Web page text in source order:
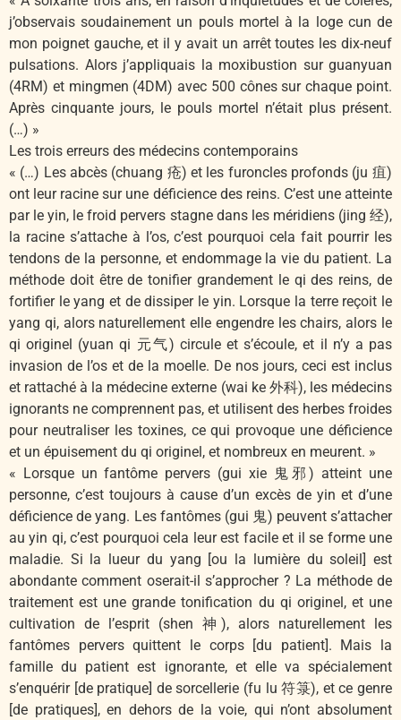
j’observais soudainement un pouls mortel à la loge cun de
mon poignet gauche, et il y avait un arrêt toutes les dix-neuf
pulsations. Alors j’appliquais la moxibustion sur guanyuan
(4RM) et mingmen (4DM) avec 500 cônes sur chaque point.
Après cinquante jours, le pouls mortel n’était plus présent.
(…) »
Les trois erreurs des médecins contemporains
« (…) Les abcès (chuang 疮) et les furoncles profonds (ju 疽)
ont leur racine sur une déficience des reins. C’est une atteinte
par le yin, le froid pervers stagne dans les méridiens (jing 经),
la racine s’attache à l’os, c’est pourquoi cela fait pourrir les
tendons de la personne, et endommage la vie du patient. La
méthode doit être de tonifier grandement le qi des reins, de
fortifier le yang et de dissiper le yin. Lorsque la terre reçoit le
yang qi, alors naturellement elle engendre les chairs, alors le
qi originel (yuan qi 元气) circule et s’écoule, et il n’y a pas
invasion de l’os et de la moelle. De nos jours, ceci est inclus
et rattaché à la médecine externe (wai ke 外科), les médecins
ignorants ne comprennent pas, et utilisent des herbes froides
pour neutraliser les toxines, ce qui provoque une déficience
et un épuisement du qi originel, et nombreux en meurent. »
« Lorsque un fantôme pervers (gui xie 鬼邪) atteint une
personne, c’est toujours à cause d’un excès de yin et d’une
déficience de yang. Les fantômes (gui 鬼) peuvent s’attacher
au yin qi, c’est pourquoi cela leur est facile et il se forme une
maladie. Si la lueur du yang [ou la lumière du soleil] est
abondante comment oserait-il s’approcher ? La méthode de
traitement est une grande tonification du qi originel, et une
cultivation de l’esprit (shen 神), alors naturellement les
fantômes pervers quittent le corps [du patient]. Mais la
famille du patient est ignorante, et elle va spécialement
s’enquérir [de pratique] de sorcellerie (fu lu 符箓), et ce genre
[de pratiques], en dehors de la voie, qui n’ont absolument